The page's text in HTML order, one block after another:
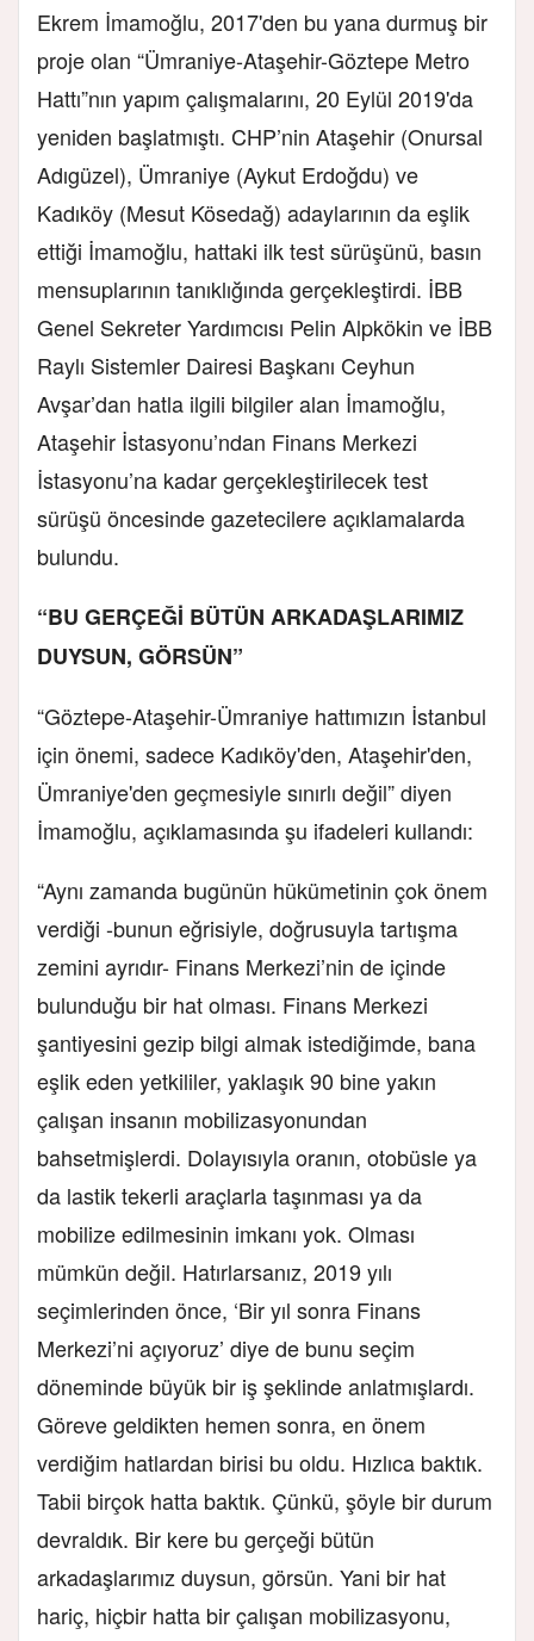
Ekrem İmamoğlu, 2017'den bu yana durmuş bir
proje olan “Ümraniye-Ataşehir-Göztepe Metro
Hattı”nın yapım çalışmalarını, 20 Eylül 2019'da
yeniden başlatmıştı. CHP’nin Ataşehir (Onursal
Adıgüzel), Ümraniye (Aykut Erdoğdu) ve
Kadıköy (Mesut Kösedağ) adaylarının da eşlik
ettiği İmamoğlu, hattaki ilk test sürüşünü, basın
mensuplarının tanıklığında gerçekleştirdi. İBB
Genel Sekreter Yardımcısı Pelin Alpkökin ve İBB
Raylı Sistemler Dairesi Başkanı Ceyhun
Avşar’dan hatla ilgili bilgiler alan İmamoğlu,
Ataşehir İstasyonu’ndan Finans Merkezi
İstasyonu’na kadar gerçekleştirilecek test
sürüşü öncesinde gazetecilere açıklamalarda
bulundu.
“BU GERÇEĞİ BÜTÜN ARKADAŞLARIMIZ
DUYSUN, GÖRSÜN”
“Göztepe-Ataşehir-Ümraniye hattımızın İstanbul
için önemi, sadece Kadıköy'den, Ataşehir'den,
Ümraniye'den geçmesiyle sınırlı değil” diyen
İmamoğlu, açıklamasında şu ifadeleri kullandı:
“Aynı zamanda bugünün hükümetinin çok önem
verdiği -bunun eğrisiyle, doğrusuyla tartışma
zemini ayrıdır- Finans Merkezi’nin de içinde
bulunduğu bir hat olması. Finans Merkezi
şantiyesini gezip bilgi almak istediğimde, bana
eşlik eden yetkililer, yaklaşık 90 bine yakın
çalışan insanın mobilizasyonundan
bahsetmişlerdi. Dolayısıyla oranın, otobüsle ya
da lastik tekerli araçlarla taşınması ya da
mobilize edilmesinin imkanı yok. Olması
mümkün değil. Hatırlarsanız, 2019 yılı
seçimlerinden önce, ‘Bir yıl sonra Finans
Merkezi’ni açıyoruz’ diye de bunu seçim
döneminde büyük bir iş şeklinde anlatmışlardı.
Göreve geldikten hemen sonra, en önem
verdiğim hatlardan birisi bu oldu. Hızlıca baktık.
Tabii birçok hatta baktık. Çünkü, şöyle bir durum
devraldık. Bir kere bu gerçeği bütün
arkadaşlarımız duysun, görsün. Yani bir hat
hariç, hiçbir hatta bir çalışan mobilizasyonu,